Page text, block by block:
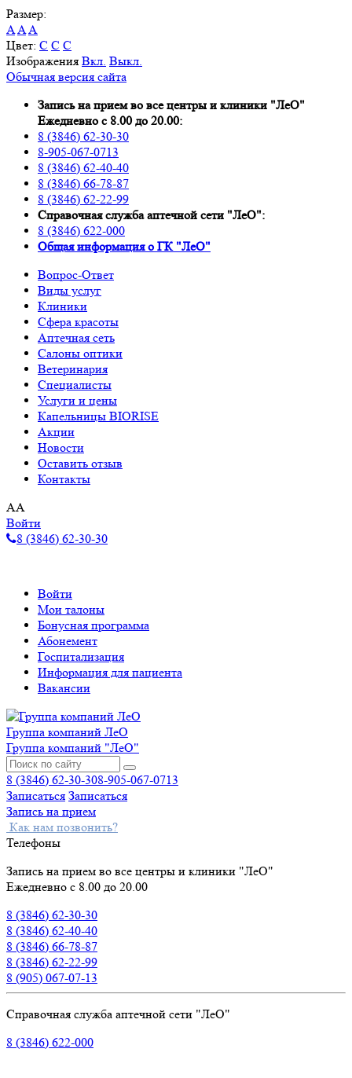
Размер:
AAA
Цвет: C C C
Изображения Вкл. Выкл.
Обычная версия сайта
Запись на прием во все центры и клиники "ЛеО"
Ежедневно с 8.00 до 20.00:
8 (3846) 62-30-30
8-905-067-0713
8 (3846) 62-40-40
8 (3846) 66-78-87
8 (3846) 62-22-99
Справочная служба аптечной сети "ЛеО":
8 (3846) 622-000
Oбщая информация о ГК "ЛеО"
Вопрос-Ответ
Виды услуг
Клиники
Сфера красоты
Аптечная сеть
Салоны оптики
Ветеринария
Специалисты
Услуги и цены
Капельницы BIORISE
Акции
Новости
Оставить отзыв
Контакты
AA
Войти
8 (3846) 62-30-30
Войти
Мои талоны
Бонусная программа
Абонемент
Госпитализация
Информация для пациента
Вакансии
Группа компаний ЛеО
Группа компаний "ЛеО"
8 (3846) 62-30-308-905-067-0713
Записаться Записаться
Запись на прием
Как нам позвонить?
Телефоны
Запись на прием во все центры и клиники "ЛеО"
Ежедневно с 8.00 до 20.00
8 (3846) 62-30-30
8 (3846) 62-40-40
8 (3846) 66-78-87
8 (3846) 62-22-99
8 (905) 067-07-13
Справочная служба аптечной сети "ЛеО"
8 (3846) 622-000